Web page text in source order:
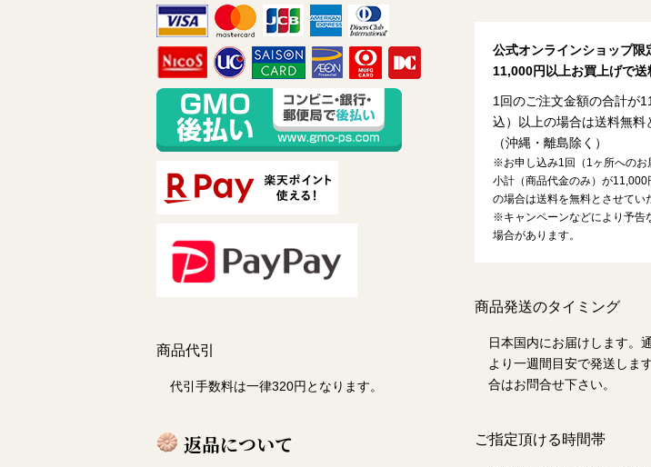
商品代引
代引手数料は一律320円となります。
返品について
公式オンラインショップ限
11,000円以上お買上げで送
1回のご注文金額の合計が
込）以上の場合は送料無料
（沖縄・離島除く）
※お申し込み1回（1ヶ所へのお
小計（商品代金のみ）が11,000
の場合は送料を無料とさせてい
※キャンペーンなどにより予告
場合があります。
商品発送のタイミング
日本国内にお届けします。
より一週間目安で発送しま
合はお問合せ下さい。
ご指定頂ける時間帯